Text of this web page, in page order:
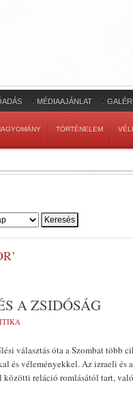
MÉDIAAJÁNLAT
TÖRTÉNELEM
A ZSIDÓSÁG
választás óta a Szombat több
és véleményekkel. Az izraeli és
közötti reláció romlásától tart,